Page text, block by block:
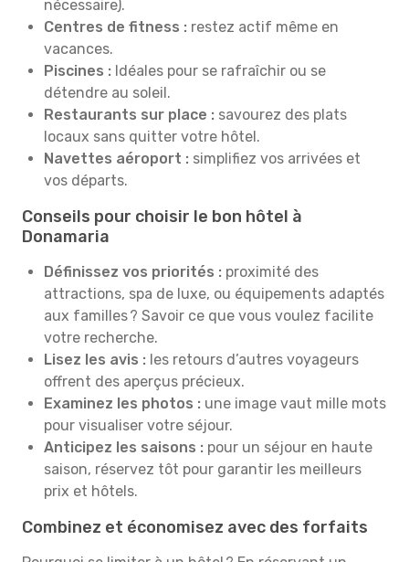
nécessaire).
Centres de fitness : restez actif même en
vacances.
Piscines : Idéales pour se rafraîchir ou se
détendre au soleil.
Restaurants sur place : savourez des plats
locaux sans quitter votre hôtel.
Navettes aéroport : simplifiez vos arrivées et
vos départs.
Conseils pour choisir le bon hôtel à
Donamaria
Définissez vos priorités : proximité des
attractions, spa de luxe, ou équipements adaptés
aux familles ? Savoir ce que vous voulez facilite
votre recherche.
Lisez les avis : les retours d’autres voyageurs
offrent des aperçus précieux.
Examinez les photos : une image vaut mille mots
pour visualiser votre séjour.
Anticipez les saisons : pour un séjour en haute
saison, réservez tôt pour garantir les meilleurs
prix et hôtels.
Combinez et économisez avec des forfaits